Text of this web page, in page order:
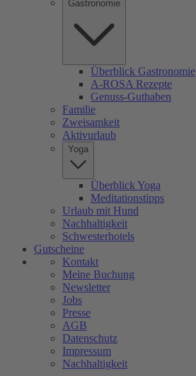
Gastronomie
Überblick Gastronomie
A-ROSA Rezepte
Genuss-Guthaben
Familie
Zweisamkeit
Aktivurlaub
Yoga
Überblick Yoga
Meditationstipps
Urlaub mit Hund
Nachhaltigkeit
Schwesterhotels
Gutscheine
Kontakt
Meine Buchung
Newsletter
Jobs
Presse
AGB
Datenschutz
Impressum
Nachhaltigkeit